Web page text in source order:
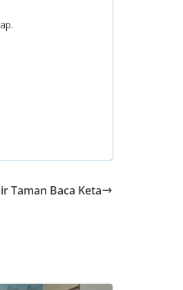
Taman Baca Keta